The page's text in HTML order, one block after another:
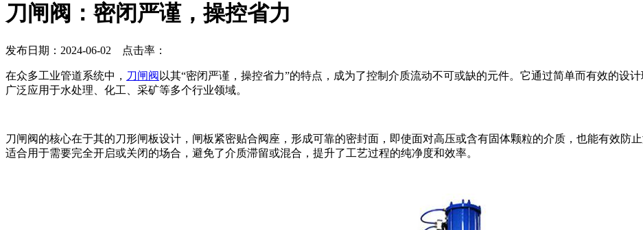
刀闸阀：密闭严谨，操控省力
发布日期：2024-06-02 点击率：
在众多工业管道系统中， 刀闸阀 以其“密闭严谨，操控省力”的特点，成为了控制介质流动不可或缺的元件。它通过简单而有效的设
广泛应用于水处理、化工、采矿等多个行业领域。
刀闸阀的核心在于其的刀形闸板设计，闸板紧密贴合阀座，形成可靠的密封面，即使面对高压或含有固体颗粒的介质，也能有效防
适合用于需要完全开启或关闭的场合，避免了介质滞留或混合，提升了工艺过程的纯净度和效率。